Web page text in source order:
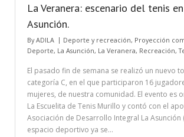
La Veranera: escenario del tenis
Asunción.
ByADILA Deporte y recreación, Proyección
Deporte, La Asunción, La Veranera, Recreación,
El pasado fin de semana se realizó un nuevo
categoría C, en el que participaron 16
mujeres, de nuestra comunidad. El evento es
La Escuelita de Tenis Murillo y contó con el
Asociación de Desarrollo Integral La Asunción
espacio deportivo ya se…